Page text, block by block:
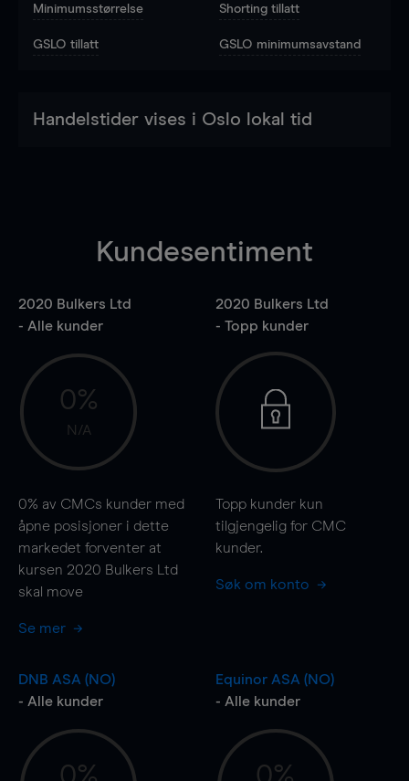
Minimumsstørrelse Shorting tillatt
GSLO tillatt GSLO minimumsavstand
Handelstider vises i Oslo lokal tid
Kundesentiment
2020 Bulkers Ltd
- Alle kunder
0%
N/A
0% av CMCs kunder med
åpne posisjoner i dette
markedet forventer at
kursen 2020 Bulkers Ltd
skal move
Se mer
2020 Bulkers Ltd
- Topp kunder
Topp kunder kun
tilgjengelig for CMC
kunder.
Søk om konto
DNB ASA (NO)
- Alle kunder
Equinor ASA (NO)
- Alle kunder